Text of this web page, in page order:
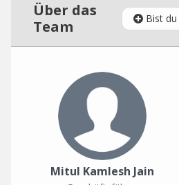
Über das
Team
Bist
Mitul Kamlesh Jain